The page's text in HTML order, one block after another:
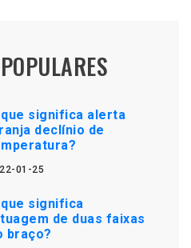
que significa alerta
declínio de
01-25
que significa
de duas faixas
braço?